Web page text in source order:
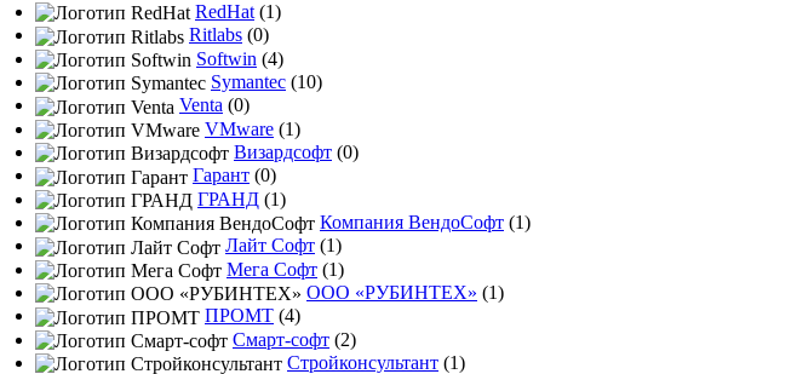
RedHat (1)
Ritlabs (0)
Softwin (4)
Symantec (10)
Venta (0)
VMware (1)
Визардсофт (0)
Гарант (0)
ГРАНД (1)
Компания ВендоСофт (1)
Лайт Софт (1)
Мега Софт (1)
ООО «РУБИНТЕХ» (1)
ПРОМТ (4)
Смарт-софт (2)
Стройконсультант (1)